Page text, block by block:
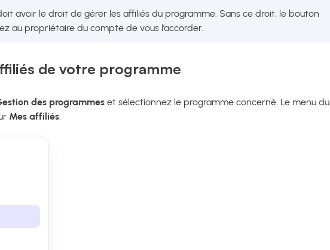
avoir le droit de gérer les affiliés du programme. Sans ce droit, le bouton
au propriétaire du compte de vous l’accorder.
de votre programme
des programmes et sélectionnez le programme concerné. Le menu du
Mes affiliés.